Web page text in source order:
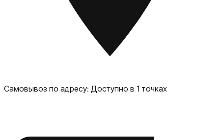
Самовывоз по адресу: Доступно в 1 точках